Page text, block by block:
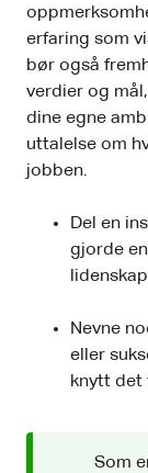
erfaring som
bør også
verdier og
dine egne
uttalelse om
jobben.
Del en
gjorde
Nevne
eller
knytt det
Som